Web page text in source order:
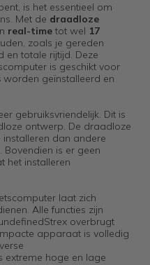
is het essentieel om
Met de draadloze
real-timetot wel 17
zoals je gereden
en totale rijtijd. Deze
is geschikt voor
worden geïnstalleerd en
gebruiksvriendelijk. Dit is
ontwerp. De draadloze
dan andere
is er geen
het installeren
laat zich
Alle functies zijn
overbrugt
apparaat is volledig
extreme hoge en lage